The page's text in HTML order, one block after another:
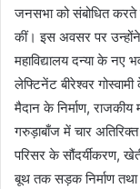
जनसभा को संबोधित करते
कीं। इस अवसर पर
महाविद्यालय दन्या के नए
लेफ्टिनेंट बीरेश्वर
मैदान के निर्माण, राजकीय
गरुड़ाबाँज में चार
परिसर के सौंदर्यीकरण,
बूथ तक सड़क निर्माण तथा